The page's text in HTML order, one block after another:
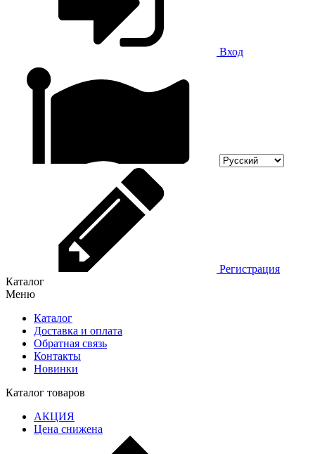
Вход
Регистрация
Каталог
Меню
Каталог
Доставка и оплата
Обратная связь
Контакты
Новинки
Каталог товаров
АКЦИЯ
Цена снижена